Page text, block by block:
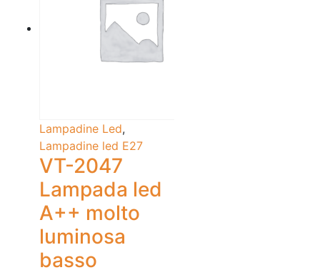
Lampadine Led,
Lampadine led E27
VT-2047
Lampada led
A++ molto
luminosa
basso